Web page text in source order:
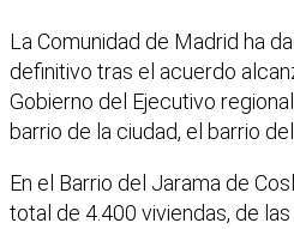
La Comunidad de Madrid ha
definitivo tras el acuerdo
Gobierno del Ejecutivo
barrio de la ciudad, el barrio
En el Barrio del Jarama de
total de 4.400 viviendas, de